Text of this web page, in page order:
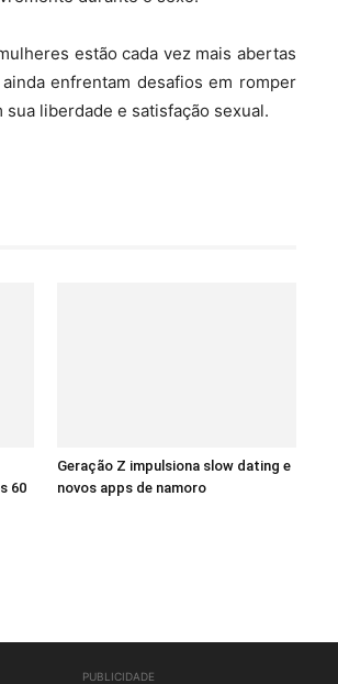
estão cada vez mais abertas
enfrentam desafios em romper
liberdade e satisfação sexual.
60
Geração Z impulsiona slow dating e
novos apps de namoro
PUBLICIDADE